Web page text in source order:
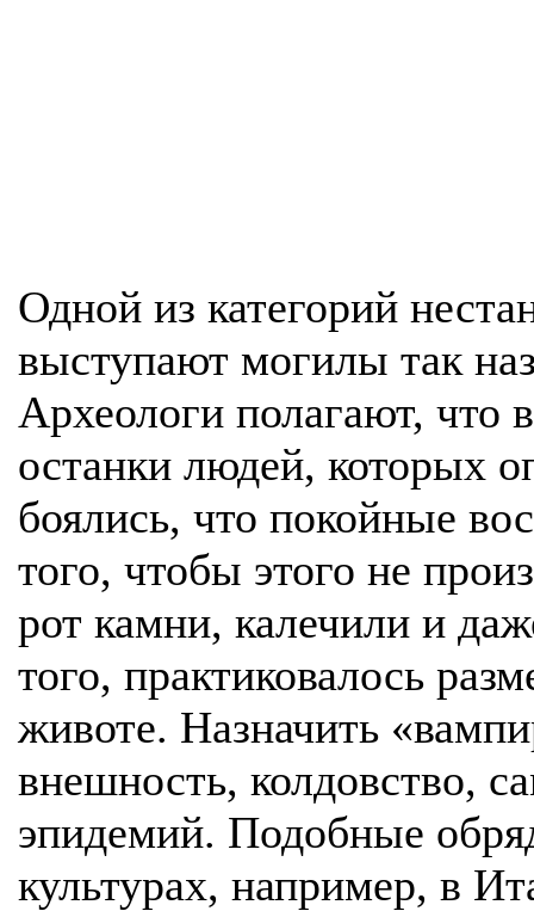
Одной из категорий
выступают могилы так
Археологи полагают, что
останки людей, которых
боялись, что покойные
того, чтобы этого не
рот камни, калечили и
того, практиковалось
животе. Назначить
внешность, колдовство,
эпидемий. Подобные
культурах, например, в